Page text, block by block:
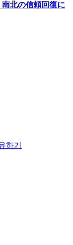
南北の信頼回復に
하기